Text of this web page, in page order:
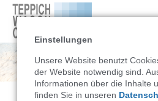
Einstellungen
Unsere Website benutzt
der Website notwendig sind.
Informationen über die Inhalte
finden Sie in unseren